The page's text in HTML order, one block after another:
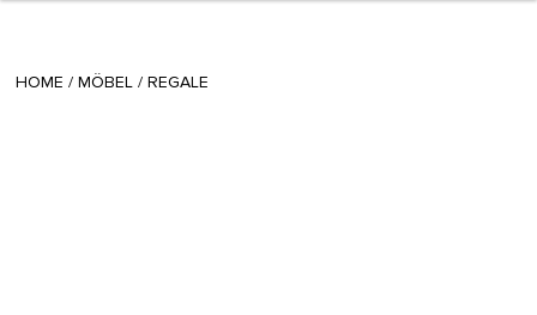
HOME / MÖBEL / REGALE